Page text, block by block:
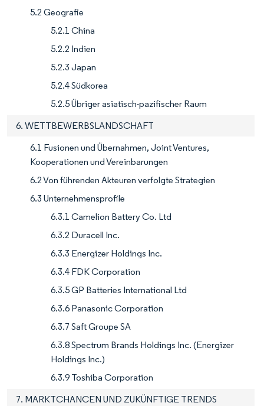
5.2 Geografie
5.2.1 China
5.2.2 Indien
5.2.3 Japan
5.2.4 Südkorea
5.2.5 Übriger asiatisch-pazifischer Raum
6. WETTBEWERBSLANDSCHAFT
6.1 Fusionen und Übernahmen, Joint Ventures,
Kooperationen und Vereinbarungen
6.2 Von führenden Akteuren verfolgte Strategien
6.3 Unternehmensprofile
6.3.1 Camelion Battery Co. Ltd
6.3.2 Duracell Inc.
6.3.3 Energizer Holdings Inc.
6.3.4 FDK Corporation
6.3.5 GP Batteries International Ltd
6.3.6 Panasonic Corporation
6.3.7 Saft Groupe SA
6.3.8 Spectrum Brands Holdings Inc. (Energizer
Holdings Inc.)
6.3.9 Toshiba Corporation
7. MARKTCHANCEN UND ZUKÜNFTIGE TRENDS